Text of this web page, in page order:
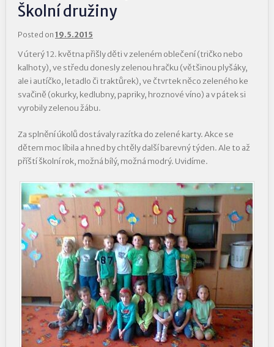
Školní družiny
Posted on 19.5.2015
V úterý 12. května přišly děti v zeleném oblečení (tričko nebo
kalhoty), ve středu donesly zelenou hračku (většinou plyšáky,
ale i autíčko, letadlo či traktůrek), ve čtvrtek něco zeleného ke
svačině (okurky, kedlubny, papriky, hroznové víno) a v pátek si
vyrobily zelenou žábu.
Za splnění úkolů dostávaly razítka do zelené karty. Akce se
dětem moc líbila a hned by chtěly další barevný týden. Ale to až
příští školní rok, možná bílý, možná modrý. Uvidíme.